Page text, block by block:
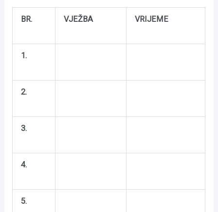
BR. VJEŽBA VRIJEME
1.
2.
3.
4.
5.